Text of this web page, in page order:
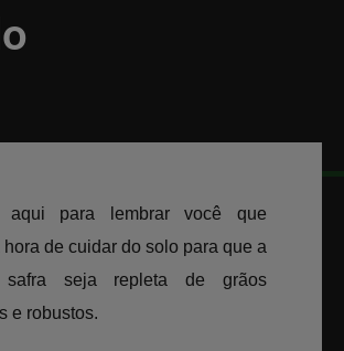
VOLTAR
05/10/2018
aqui para lembrar você que
de cuidar do solo para que a
safra seja repleta de grãos
e robustos.